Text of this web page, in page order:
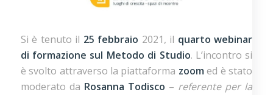
Si è tenuto il 25 febbraio 2021, il quarto webinar
di formazione sul Metodo di Studio. L’incontro si
è svolto attraverso la piattaforma zoomed è stato
moderato da Rosanna Todisco – referente per la